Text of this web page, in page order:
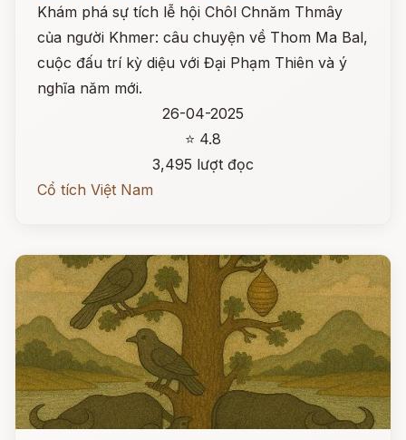
Khám phá sự tích lễ hội Chôl Chnăm Thmây
của người Khmer: câu chuyện về Thom Ma Bal,
cuộc đấu trí kỳ diệu với Đại Phạm Thiên và ý
nghĩa năm mới.
26-04-2025
⭐ 4.8
3,495 lượt đọc
Cổ tích Việt Nam